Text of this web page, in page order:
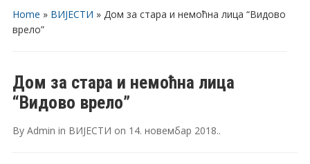
Home » ВИЈЕСТИ » Дом за стара и немоћна лица “Видово
врело”
Дом за стара и немоћна лица
“Видово врело”
By Admin in ВИЈЕСТИ on 14. новембар 2018..